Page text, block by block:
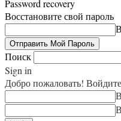
Password recovery
Восстановите свой пароль
Поиск
Sign in
Добро пожаловать!